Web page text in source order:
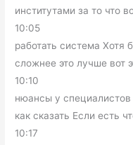
институтами за то что
10:05
работать система Хотя
сложнее это лучше вот
10:10
нюансы у специалистов
как сказать Если есть
10:17